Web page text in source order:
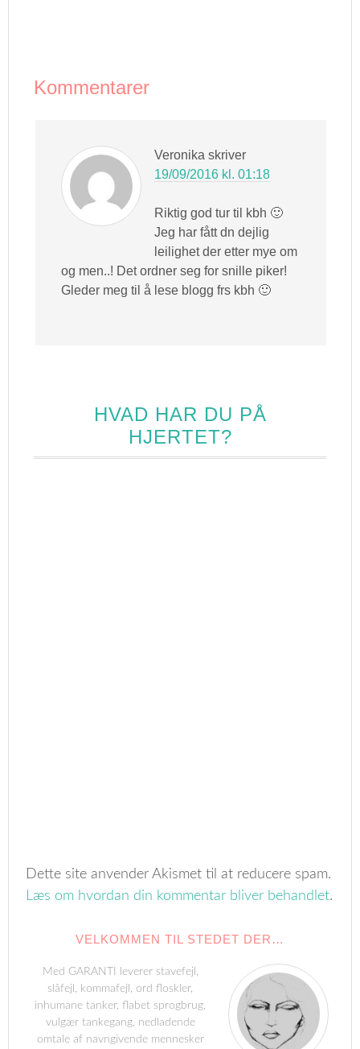
Kommentarer
Veronika skriver
19/09/2016 kl. 01:18
Riktig god tur til kbh 🙂
Jeg har fått dn dejlig
leilighet der etter mye om
og men..! Det ordner seg for snille piker!
Gleder meg til å lese blogg frs kbh 🙂
HVAD HAR DU PÅ
HJERTET?
Dette site anvender Akismet til at reducere spam.
Læs om hvordan din kommentar bliver behandlet.
VELKOMMEN TIL STEDET DER…
Med GARANTI leverer stavefejl,
slåfejl, kommafejl, ord floskler,
inhumane tanker, flabet sprogbrug,
vulgær tankegang, nedladende
omtale af navngivende mennesker